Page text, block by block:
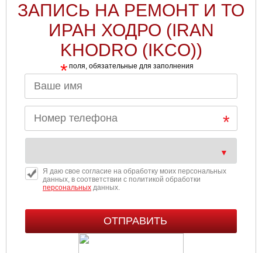
ЗАПИСЬ НА РЕМОНТ И ТО
ИРАН ХОДРО (IRAN
KHODRO (IKCO))
* поля, обязательные для заполнения
Я даю свое согласие на обработку моих персональных
данных, в соответствии с политикой обработки
персональныхданных.